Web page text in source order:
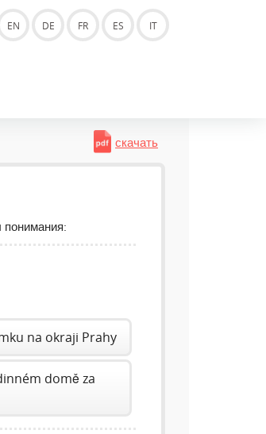
EN DE FR ES IT
скачать
na okraji Prahy
domě za